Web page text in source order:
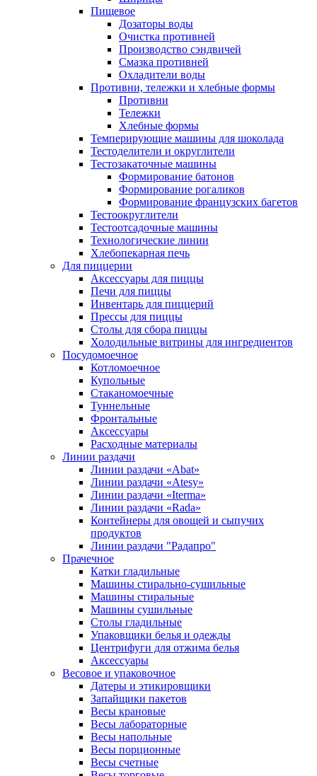
Пищевое
Дозаторы воды
Очистка противней
Производство сэндвичей
Смазка противней
Охладители воды
Противни, тележки и хлебные формы
Противни
Тележки
Хлебные формы
Темперирующие машины для шоколада
Тестоделители и округлители
Тестозакаточные машины
Формирование батонов
Формирование рогаликов
Формирование французских багетов
Тестоокруглители
Тестоотсадочные машины
Технологические линии
Хлебопекарная печь
Для пиццерии
Аксессуары для пиццы
Печи для пиццы
Инвентарь для пиццерий
Прессы для пиццы
Столы для сбора пиццы
Холодильные витрины для ингредиентов
Посудомоечное
Котломоечное
Купольные
Стаканомоечные
Туннельные
Фронтальные
Аксессуары
Расходные материалы
Линии раздачи
Линии раздачи «Abat»
Линии раздачи «Atesy»
Линии раздачи «Iterma»
Линии раздачи «Rada»
Контейнеры для овощей и сыпучих
продуктов
Линии раздачи "Радапро"
Прачечное
Катки гладильные
Машины стирально-сушильные
Машины стиральные
Машины сушильные
Столы гладильные
Упаковщики белья и одежды
Центрифуги для отжима белья
Аксессуары
Весовое и упаковочное
Датеры и этикировщики
Запайщики пакетов
Весы крановые
Весы лабораторные
Весы напольные
Весы порционные
Весы счетные